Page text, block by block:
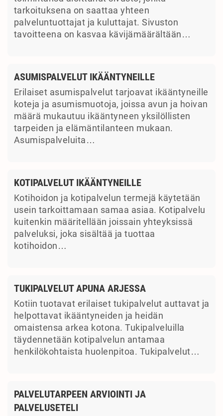
tarkoituksena on saattaa yhteen
palveluntuottajat ja kuluttajat. Sivuston
tavoitteena on kasvaa kävijämäärältään…
ASUMISPALVELUT IKÄÄNTYNEILLE
Erilaiset asumispalvelut tarjoavat ikääntyneille
koteja ja asumismuotoja, joissa avun ja hoivan
määrä mukautuu ikääntyneen yksilöllisten
tarpeiden ja elämäntilanteen mukaan.
Asumispalveluita…
KOTIPALVELUT IKÄÄNTYNEILLE
Kotihoidon ja kotipalvelun termejä käytetään
usein tarkoittamaan samaa asiaa. Kotipalvelu
kuitenkin määritellään joissain yhteyksissä
palveluksi, joka sisältää ja tuottaa
kotihoidon…
TUKIPALVELUT APUNA ARJESSA
Kotiin tuotavat erilaiset tukipalvelut auttavat ja
helpottavat ikääntyneiden ja heidän
omaistensa arkea kotona. Tukipalveluilla
täydennetään kotipalvelun antamaa
henkilökohtaista huolenpitoa. Tukipalvelut…
PALVELUTARPEEN ARVIOINTI JA
PALVELUSETELI